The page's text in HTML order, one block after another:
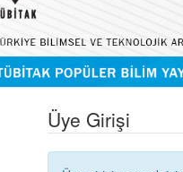
Üye Girişi